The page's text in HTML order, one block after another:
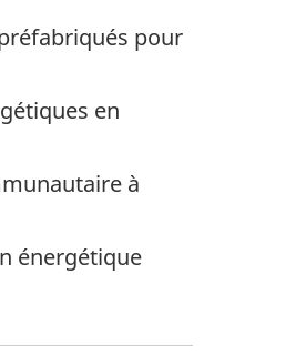
pour
en
à
énergétique